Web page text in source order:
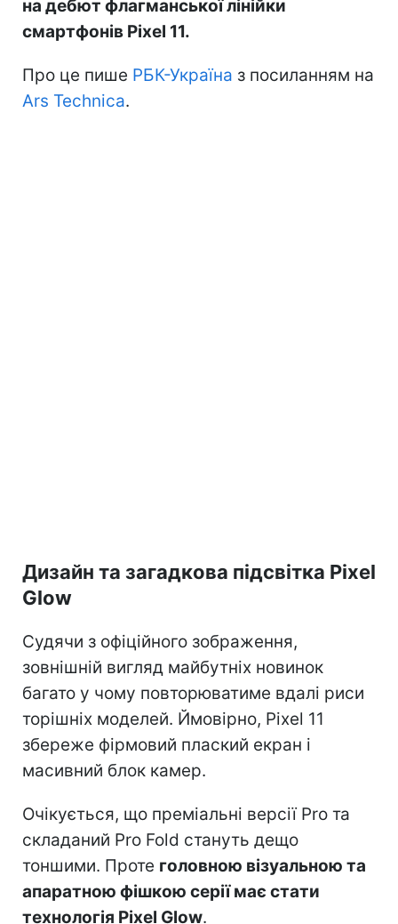
на дебют флагманської лінійки
смартфонів Pixel 11.
Про це пише РБК-Україна з посиланням на
Ars Technica.
Дизайн та загадкова підсвітка Pixel
Glow
Судячи з офіційного зображення,
зовнішній вигляд майбутніх новинок
багато у чому повторюватиме вдалі риси
торішніх моделей. Ймовірно, Pixel 11
збереже фірмовий плаский екран і
масивний блок камер.
Очікується, що преміальні версії Pro та
складаний Pro Fold стануть дещо
тоншими. Проте головною візуальною та
апаратною фішкою серії має стати
технологія Pixel Glow.